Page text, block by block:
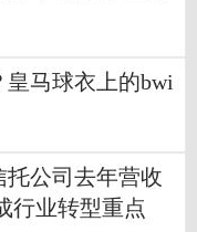
马球衣上的bwi
托公司去年营收
行业转型重点